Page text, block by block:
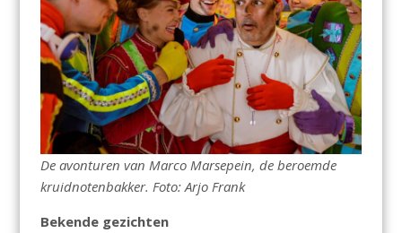
De avonturen van Marco Marsepein, de beroemde
kruidnotenbakker. Foto: Arjo Frank
Bekende gezichten